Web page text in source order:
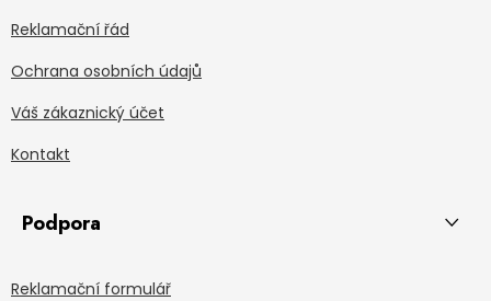
Reklamační řád
Ochrana osobních údajů
Váš zákaznický účet
Kontakt
Podpora
Reklamační formulář